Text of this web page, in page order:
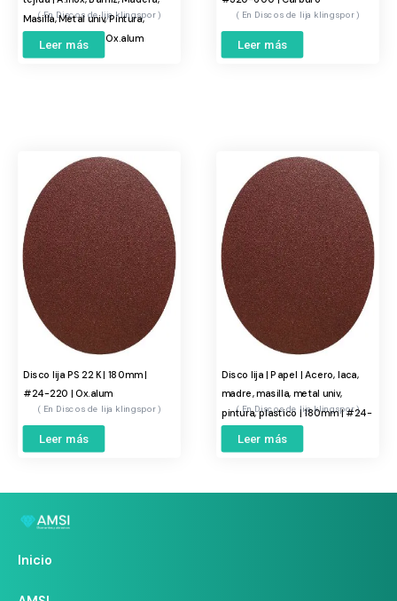
Masilla, Metal univ, Pintura,
Plastico | 115mm | Ox.alum
Discos de lija klingspor
Leer más
Discos de lija klingspor
Leer más
Disco lija PS 22 K | 180mm |
#24-220 | Ox.alum
Discos de lija klingspor
Leer más
Disco lija | Papel | Acero, laca,
madre, masilla, metal univ,
pintura, plastico | 180mm | #24-
220 | Ox.alum
Discos de lija klingspor
Leer más
Inicio